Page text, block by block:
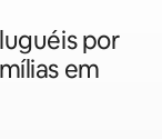
por
em